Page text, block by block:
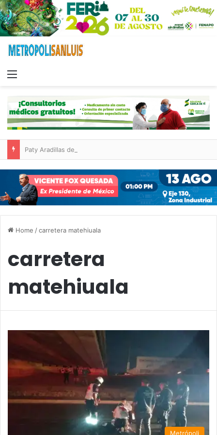
Home /carretera matehiuala
carretera
matehiuala
Metrópoli